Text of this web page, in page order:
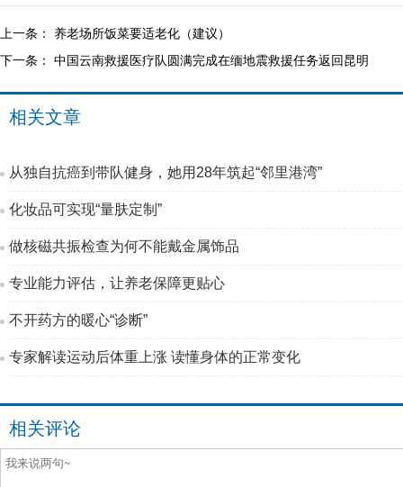
上一条： 养老场所饭菜要适老化（建议）
下一条： 中国云南救援医疗队圆满完成在缅地震救援任务返回昆明
相关文章
从独自抗癌到带队健身，她用28年筑起“邻里港湾”
化妆品可实现“量肤定制”
做核磁共振检查为何不能戴金属饰品
专业能力评估，让养老保障更贴心
不开药方的暖心“诊断”
专家解读运动后体重上涨 读懂身体的正常变化
相关评论